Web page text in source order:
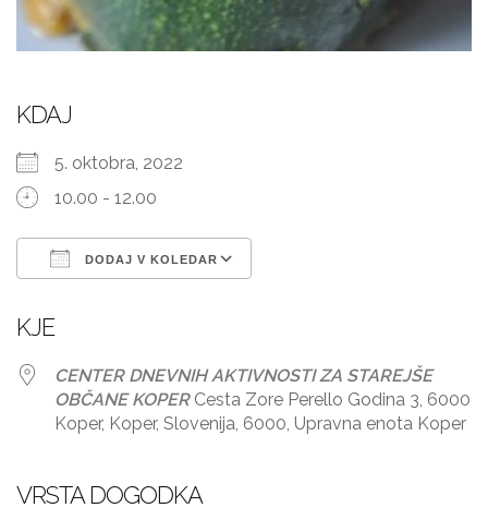
KDAJ
5. oktobra, 2022
10.00 - 12.00
DODAJ V KOLEDAR
KJE
CENTER DNEVNIH AKTIVNOSTI ZA STAREJŠE
OBČANE KOPERCesta Zore Perello Godina 3, 6000
Koper, Koper, Slovenija, 6000, Upravna enota Koper
VRSTA DOGODKA